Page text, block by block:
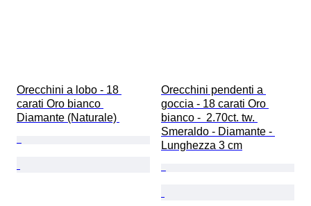
Orecchini a lobo - 18
carati Oro bianco
Diamante (Naturale)
Orecchini pendenti a
goccia - 18 carati Oro
bianco -  2.70ct. tw.
Smeraldo - Diamante -
Lunghezza 3 cm